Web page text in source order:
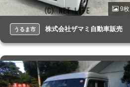
9枚
うるま市 株式会社ザマミ自動車販売